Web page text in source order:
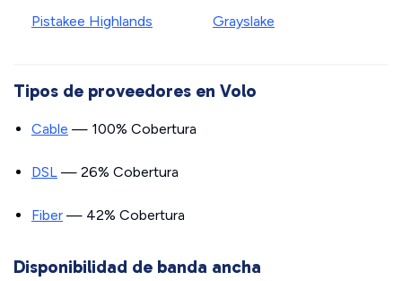
Pistakee Highlands
Grayslake
Tipos de proveedores en Volo
Cable — 100% Cobertura
DSL — 26% Cobertura
Fiber — 42% Cobertura
Disponibilidad de banda ancha